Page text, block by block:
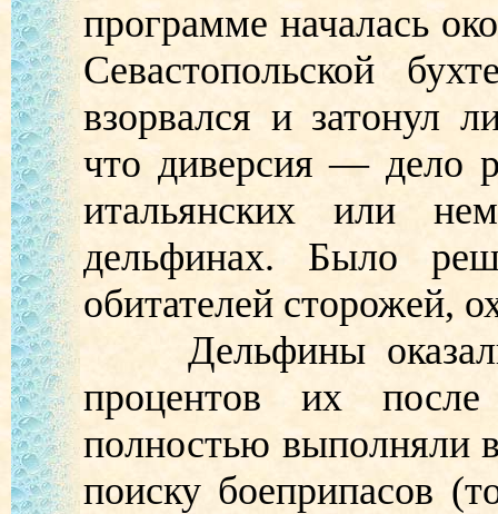
программе началась
Севастопольской
взорвался и затонул
что диверсия — дело
итальянских или
дельфинах. Было
обитателей сторожей,
Дельфины
процентов их после
полностью выполняли
поиску боеприпасов